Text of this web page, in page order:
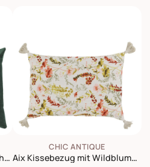
Aix Kissebezug mit Weihnachtsbäumen
CHIC ANTIQUE
Aix Kissebezug mit Wildblumen und Quasten